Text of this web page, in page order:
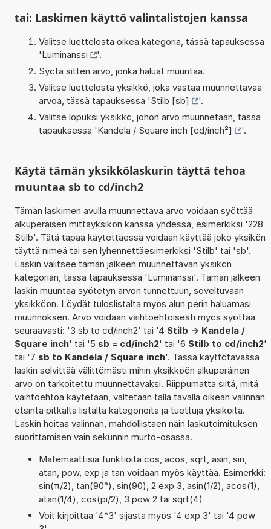
tai: Laskimen käyttö valintalistojen kanssa
Valitse luettelosta oikea kategoria, tässä tapauksessa
'Luminanssi
'.
Syötä sitten arvo, jonka haluat muuntaa.
Valitse luettelosta yksikkö, joka vastaa muunnettavaa
arvoa, tässä tapauksessa 'Stilb [sb]
'.
Valitse lopuksi yksikkö, johon arvo muunnetaan, tässä
tapauksessa 'Kandela / Square inch [cd/inch²] '.
Käytä tämän yksikkölaskurin täyttä tehoa
muuntaa sb to cd/inch2
Tämän laskimen avulla muunnettava arvo voidaan syöttää
alkuperäisen mittayksikön kanssa yhdessä, esimerkiksi '228
Stilb'. Tätä tapaa käytettäessä voidaan käyttää joko yksikön
täyttä nimeä tai sen lyhennettäesimerkiksi 'Stilb' tai 'sb'.
Laskin valitsee tämän jälkeen muunnettavan yksikön
kategorian, tässä tapauksessa 'Luminanssi'. Tämän jälkeen
laskin muuntaa syötetyn arvon tunnettuun, soveltuvaan
yksikköön. Löydät tuloslistalta myös alun perin haluamasi
muunnoksen. Arvo voidaan vaihtoehtoisesti myös syöttää
seuraavasti: '3 sb to cd/inch2' tai '4 Stilb -> Kandela /
Square inch' tai '5 sb = cd/inch2' tai '6 Stilb to cd/inch2'
tai '7 sb to Kandela / Square inch'. Tässä käyttötavassa
laskin selvittää välittömästi mihin yksikköön alkuperäinen
arvo on tarkoitettu muunnettavaksi. Riippumatta siitä, mitä
vaihtoehtoa käytetään, vältetään tällä tavalla oikean valinnan
etsintä pitkältä listalta kategorioita ja tuettuja yksiköitä.
Laskin hoitaa valinnan, mahdollistaen näin laskutoimituksen
suorittamisen vain sekunnin murto-osassa.
Matemaattisia funktioita cos, acos, sqrt, asin, sin,
atan, pow, exp ja tan voidaan myös käyttää. Esimerkki:
sin(π/2), tan(90°), sin(90), 2 exp 3, asin(1/2), acos(1),
atan(1/4), cos(pi/2), 3 pow 2 tai sqrt(4)
Voit kirjoittaa '4^3' sijasta myös '4 exp 3' tai '4 pow